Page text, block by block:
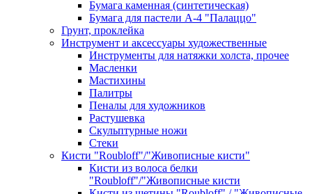
Бумага каменная (синтетическая)
Бумага для пастели А-4 "Палаццо"
Грунт, проклейка
Инструмент и аксессуары художественные
Инструменты для натяжки холста, прочее
Масленки
Мастихины
Палитры
Пеналы для художников
Растушевка
Скульптурные ножи
Стеки
Кисти "Roubloff"/"Живописные кисти"
Кисти из волоса белки
"Roubloff"/"Живописные кисти